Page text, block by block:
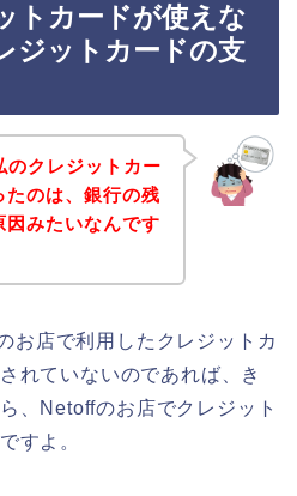
トカードが使えな
ジットカードの支
クレジットカー
たのは、銀行の残
みたいなんです
お店で利用したクレジットカ
れていないのであれば、き
、Netoffのお店でクレジット
すよ。